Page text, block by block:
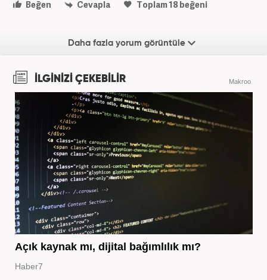
Beğen Cevapla Toplam18beğeni
Daha fazla yorum görüntüle
İLGİNİZİ ÇEKEBİLİR Makroo
Açık kaynak mı, dijital bağımlılık mı?
Haber7